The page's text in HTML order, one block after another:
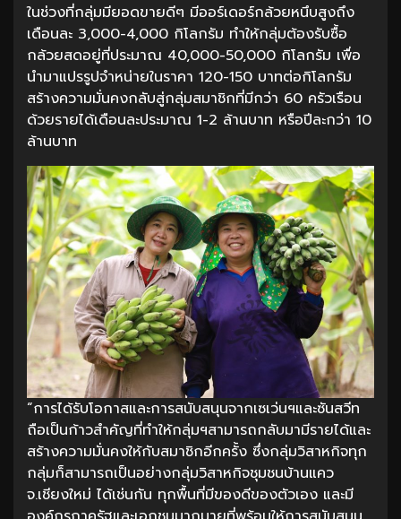
ในช่วงที่กลุ่มมียอดขายดีๆ มีออร์เดอร์กล้วยหนึบสูงถึง
เดือนละ 3,000-4,000 กิโลกรัม ทำให้กลุ่มต้องรับซื้อ
กล้วยสดอยู่ที่ประมาณ 40,000-50,000 กิโลกรัม เพื่อ
นำมาแปรรูปจำหน่ายในราคา 120-150 บาทต่อกิโลกรัม
สร้างความมั่นคงกลับสู่กลุ่มสมาชิกที่มีกว่า 60 ครัวเรือน
ด้วยรายได้เดือนละประมาณ 1-2 ล้านบาท หรือปีละกว่า 10
ล้านบาท
“การได้รับโอกาสและการสนับสนุนจากเซเว่นฯและซันสวีท
ถือเป็นก้าวสำคัญที่ทำให้กลุ่มฯสามารถกลับมามีรายได้และ
สร้างความมั่นคงให้กับสมาชิกอีกครั้ง ซึ่งกลุ่มวิสาหกิจทุก
กลุ่มก็สามารถเป็นอย่างกลุ่มวิสาหกิจชุมชนบ้านแคว
จ.เชียงใหม่ ได้เช่นกัน ทุกพื้นที่มีของดีของตัวเอง และมี